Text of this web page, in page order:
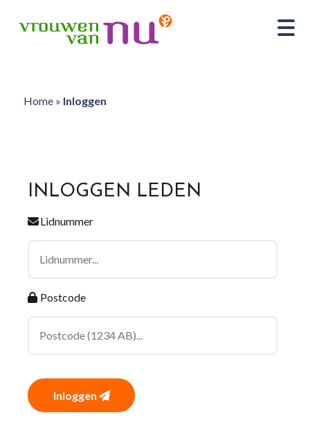
Home» Inloggen
INLOGGEN LEDEN
Lidnummer
Postcode
Inloggen